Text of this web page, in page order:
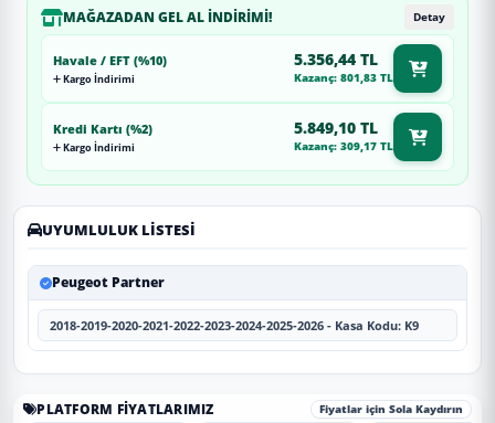
MAĞAZADAN GEL AL İNDIRIMI! Detay
Havale / EFT (%10)
Kargo İndirimi
5.356,44 TL
Kazanç: 801,83 TL
Kredi Kartı (%2)
Kargo İndirimi
5.849,10 TL
Kazanç: 309,17 TL
UYUMLULUK LISTESI
Peugeot Partner
2018-2019-2020-2021-2022-2023-2024-2025-2026 - Kasa Kodu: K9
PLATFORM FIYATLARIMIZ Fiyatlar için Sola Kaydırın